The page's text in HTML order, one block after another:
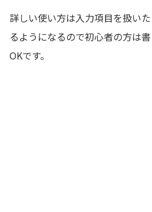
詳しい使い方は入力項目を扱い
るようになるので初心者の方は
OKです。